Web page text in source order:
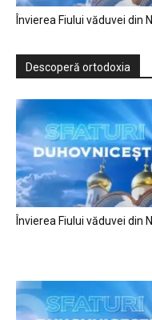
Învierea Fiului văduvei din
Descoperă ortodoxia
Învierea Fiului văduvei din